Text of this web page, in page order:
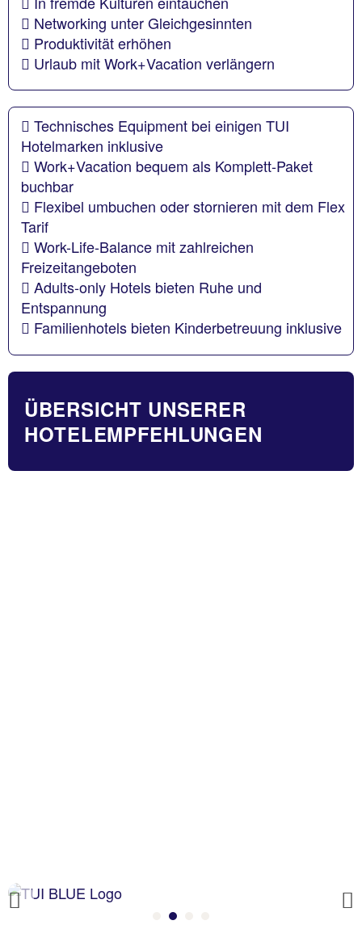
Networking unter Gleichgesinnten
Produktivität erhöhen
Urlaub mit Work+Vacation verlängern
Technisches Equipment bei einigen TUI
Hotelmarken inklusive
Work+Vacation bequem als Komplett-Paket
buchbar
Flexibel umbuchen oder stornieren mit dem Flex
Tarif
Work-Life-Balance mit zahlreichen
Freizeitangeboten
Adults-only Hotels bieten Ruhe und
Entspannung
Familienhotels bieten Kinderbetreuung inklusive
ÜBERSICHT UNSERER
HOTELEMPFEHLUNGEN
Previous